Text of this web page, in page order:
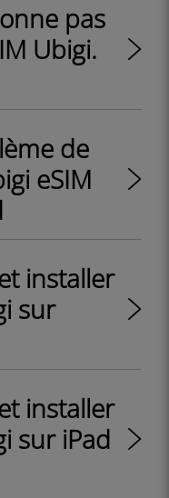
pas
Ubigi.
de
eSIM
installer
sur
installer
sur iPad